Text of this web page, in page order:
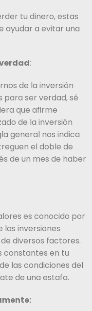
tu dinero, estas
ayudar a evitar una
:
de la inversión
para ser verdad, sé
que afirme
de la inversión
general nos indica
el doble de
de un mes de haber
es conocido por
las inversiones
diversos factores.
constantes en tu
las condiciones del
de una estafa.